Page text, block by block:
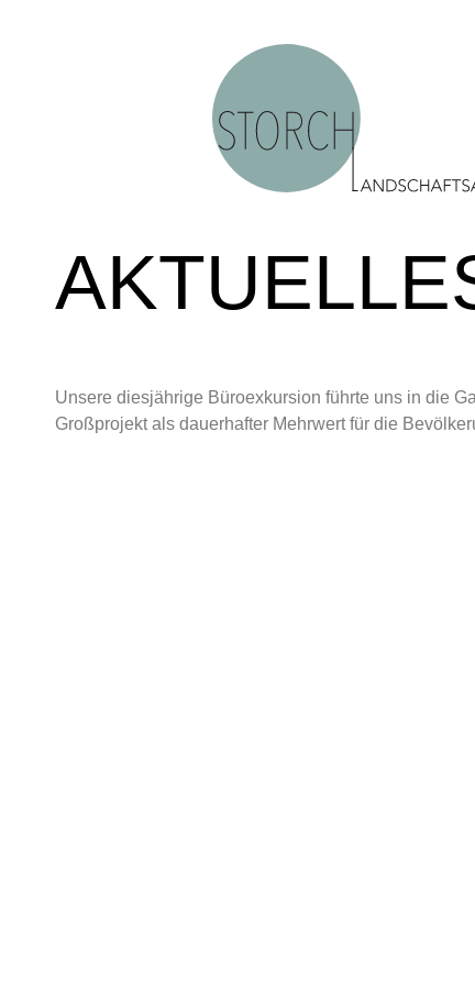
Unsere diesjährige Büroexkursion führte uns in die
Großprojekt als dauerhafter Mehrwert für die